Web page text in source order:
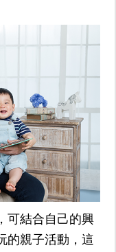
可結合自己的興
的親子活動，這